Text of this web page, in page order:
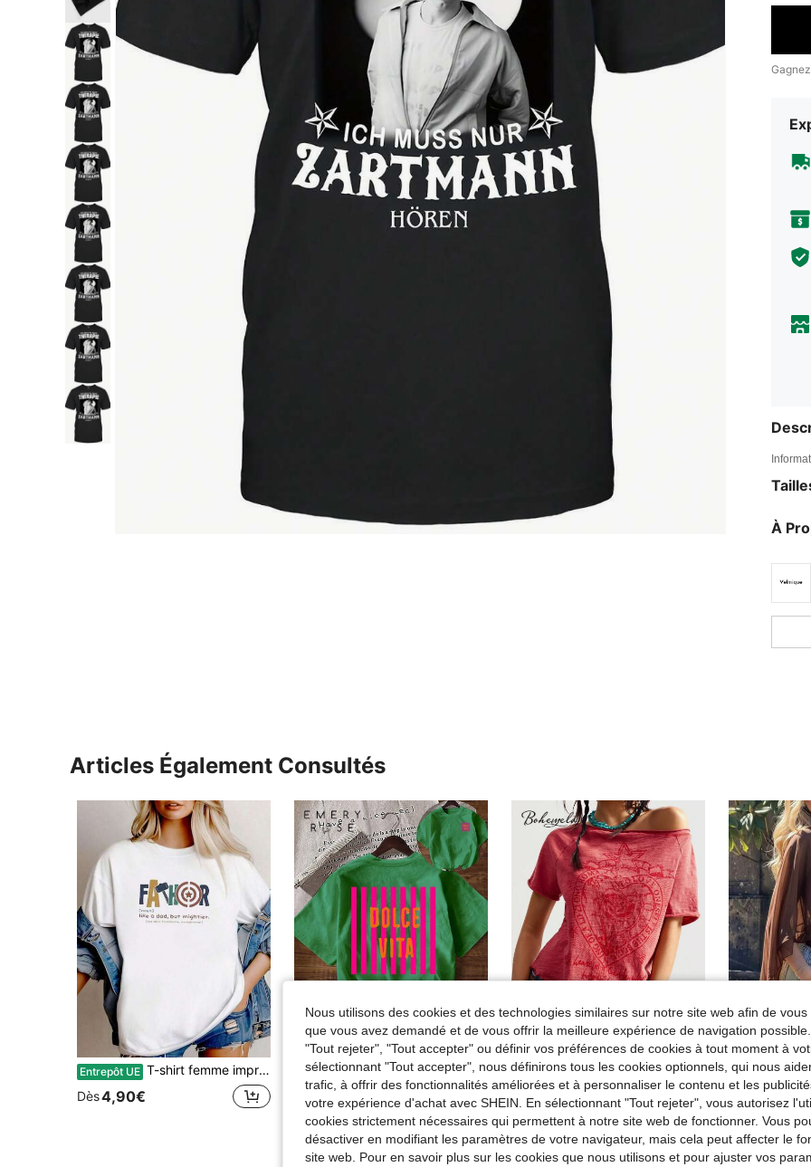
À
Articles Également Consultés
Entrepôt UE T-shirt femme imprimé pour festival/été, T-shirt 'Meilleur Papa', T-shirt pour papa, T-shirt pour la fête des pères, Cadeaux pour papa de la part de sa fille, T-shirt pour grand-père, Ana1739 Mod
Dès4,90€
Entrepôt UE EMERY ROSE T-shirt à col rond à manches courtes avec imprimé rayé et lettres pour femmes, mode et polyvalent
#1 BEST-SELLERS de Vert Hauts polyvalents pour tous les jours
8,49€
Bohemela
Entrepôt UE
Bohemela T-shirt ajusté col rond à manches courtes en tricot de couleur unie, lavé, pour femmes
Dès10,99€
Entrepôt UE Top cape
#10 BEST-
11,87€
Nous utilisons des cookies et des technologies similaires sur notre site web afin de
que vous avez demandé et de vous offrir la meilleure expérience de navigation
"Tout rejeter", "Tout accepter" ou définir vos préférences de cookies à tout moment à
sélectionnant "Tout accepter", nous définirons tous les cookies optionnels, qui nous
trafic, à offrir des fonctionnalités améliorées et à personnaliser le contenu et les
votre expérience d'achat avec SHEIN. En sélectionnant "Tout rejeter", vous autorisez
cookies strictement nécessaires qui permettent à notre site web de fonctionner. Vous
désactiver en modifiant les paramètres de votre navigateur, mais cela peut affecter le
site web. Pour en savoir plus sur les cookies que nous utilisons et pour ajuster vos